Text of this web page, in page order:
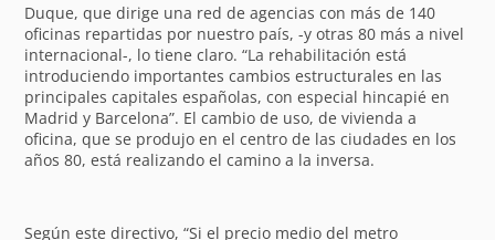
Duque, que dirige una red de agencias con más de 140
oficinas repartidas por nuestro país, -y otras 80 más a nivel
internacional-, lo tiene claro. “La rehabilitación está
introduciendo importantes cambios estructurales en las
principales capitales españolas, con especial hincapié en
Madrid y Barcelona”. El cambio de uso, de vivienda a
oficina, que se produjo en el centro de las ciudades en los
años 80, está realizando el camino a la inversa.
Según este directivo, “Si el precio medio del metro